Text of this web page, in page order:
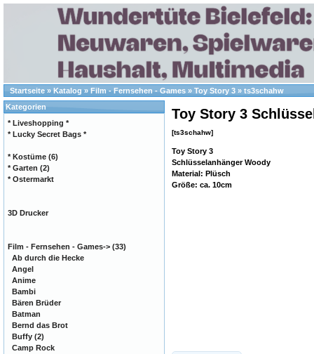
Startseite » Katalog » Film - Fernsehen - Games » Toy Story 3 » ts3schahw
Toy Story 3
[ts3schahw]
Toy Story 3
Schlüsselanhänger Woody
Material: Plüsch
Größe: ca. 10cm
Kategorien
* Liveshopping *
* Lucky Secret Bags *
* Kostüme (6)
* Garten (2)
* Ostermarkt
3D Drucker
Film - Fernsehen - Games-> (33)
Ab durch die Hecke
Angel
Anime
Bambi
Bären Brüder
Batman
Bernd das Brot
Buffy (2)
Camp Rock